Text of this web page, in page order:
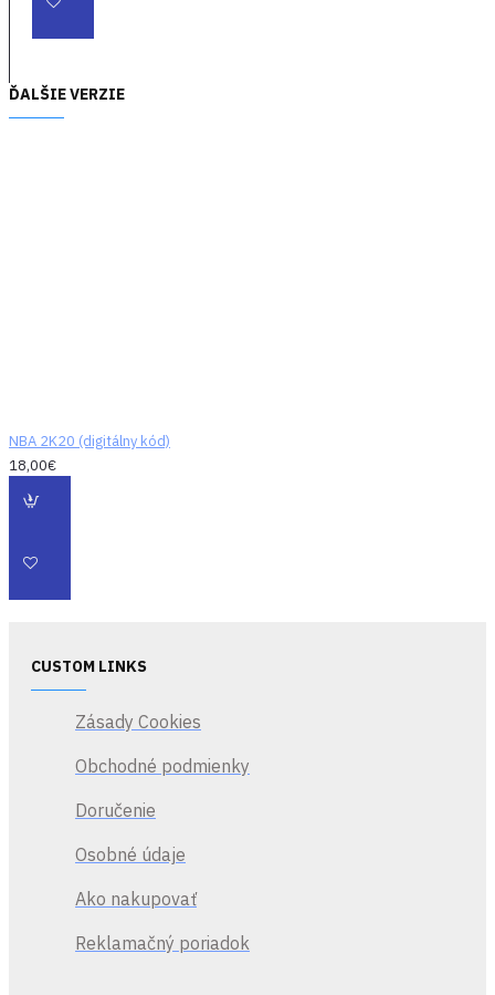
XBOX SALE
ĎALŠIE VERZIE
NBA 2K20 (digitálny kód)
18,00€
CUSTOM LINKS
Zásady Cookies
Obchodné podmienky
Doručenie
Osobné údaje
Ako nakupovať
Reklamačný poriadok